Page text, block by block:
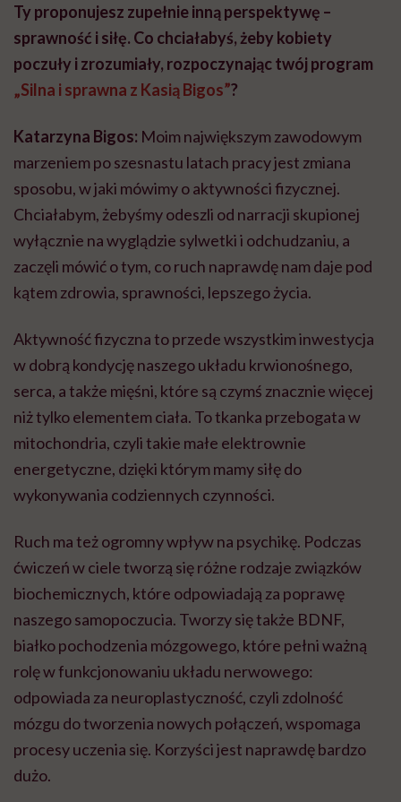
Ty proponujesz zupełnie inną perspektywę –
sprawność i siłę. Co chciałabyś, żeby kobiety
poczuły i zrozumiały, rozpoczynając twój program
„Silna i sprawna z Kasią Bigos”?
Katarzyna Bigos: Moim największym zawodowym
marzeniem po szesnastu latach pracy jest zmiana
sposobu, w jaki mówimy o aktywności fizycznej.
Chciałabym, żebyśmy odeszli od narracji skupionej
wyłącznie na wyglądzie sylwetki i odchudzaniu, a
zaczęli mówić o tym, co ruch naprawdę nam daje pod
kątem zdrowia, sprawności, lepszego życia.
Aktywność fizyczna to przede wszystkim inwestycja
w dobrą kondycję naszego układu krwionośnego,
serca, a także mięśni, które są czymś znacznie więcej
niż tylko elementem ciała. To tkanka przebogata w
mitochondria, czyli takie małe elektrownie
energetyczne, dzięki którym mamy siłę do
wykonywania codziennych czynności.
Ruch ma też ogromny wpływ na psychikę. Podczas
ćwiczeń w ciele tworzą się różne rodzaje związków
biochemicznych, które odpowiadają za poprawę
naszego samopoczucia. Tworzy się także BDNF,
białko pochodzenia mózgowego, które pełni ważną
rolę w funkcjonowaniu układu nerwowego:
odpowiada za neuroplastyczność, czyli zdolność
mózgu do tworzenia nowych połączeń, wspomaga
procesy uczenia się. Korzyści jest naprawdę bardzo
dużo.